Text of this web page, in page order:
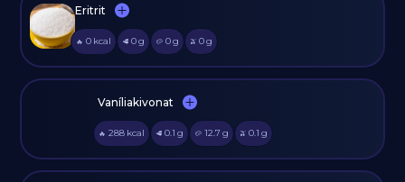
Eritrit
🔥 0 kcal 🥩 0g 🥔 0g 🫒 0g
Vaníliakivonat
🔥 288 kcal 🥩 0.1 g 🥔 12.7 g 🫒 0.1 g